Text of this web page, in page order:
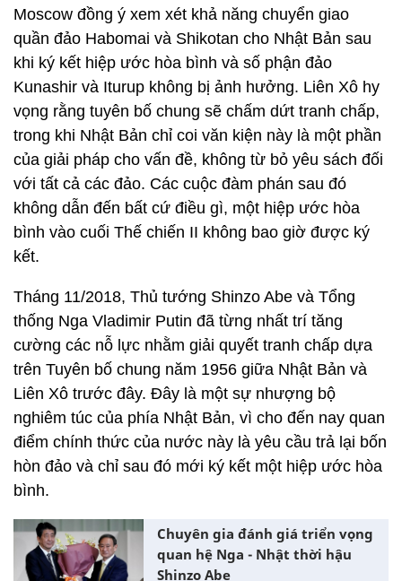
Moscow đồng ý xem xét khả năng chuyển giao
quần đảo Habomai và Shikotan cho Nhật Bản sau
khi ký kết hiệp ước hòa bình và số phận đảo
Kunashir và Iturup không bị ảnh hưởng. Liên Xô hy
vọng rằng tuyên bố chung sẽ chấm dứt tranh chấp,
trong khi Nhật Bản chỉ coi văn kiện này là một phần
của giải pháp cho vấn đề, không từ bỏ yêu sách đối
với tất cả các đảo. Các cuộc đàm phán sau đó
không dẫn đến bất cứ điều gì, một hiệp ước hòa
bình vào cuối Thế chiến II không bao giờ được ký
kết.
Tháng 11/2018, Thủ tướng Shinzo Abe và Tổng
thống Nga Vladimir Putin đã từng nhất trí tăng
cường các nỗ lực nhằm giải quyết tranh chấp dựa
trên Tuyên bố chung năm 1956 giữa Nhật Bản và
Liên Xô trước đây. Đây là một sự nhượng bộ
nghiêm túc của phía Nhật Bản, vì cho đến nay quan
điểm chính thức của nước này là yêu cầu trả lại bốn
hòn đảo và chỉ sau đó mới ký kết một hiệp ước hòa
bình.
Chuyên gia đánh giá triển vọng
quan hệ Nga - Nhật thời hậu
Shinzo Abe